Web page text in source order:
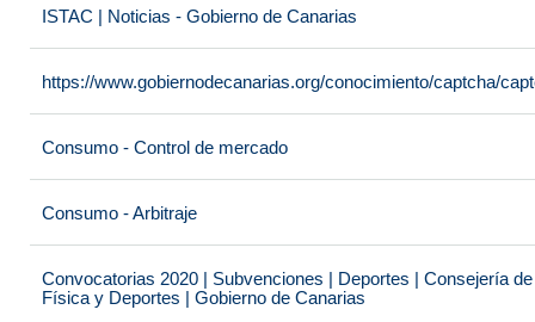
ISTAC | Noticias - Gobierno de Canarias
https://www.gobiernodecanarias.org/conocimiento/captcha/
Consumo - Control de mercado
Consumo - Arbitraje
Convocatorias 2020 | Subvenciones | Deportes | Consejería
Física y Deportes | Gobierno de Canarias